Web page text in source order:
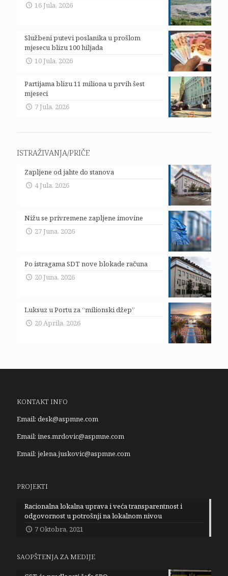
16 Jula, 2026
Službeni putevi poslanika u prošlom
mjesecu blizu 100 hiljada
10 Jula, 2026
Partijama blizu 11 miliona u prvih šest
mjeseci
7 Jula, 2026
ISTRAŽIVANJA/PRIČE
Zapljene od jahte do stanova
4 Jula, 2026
Nižu se privremene zapljene imovine
27 Juna, 2026
Po istragama SDT nove blokade računa
20 Juna, 2026
Luksuz u Portu za “milionski džep”
20 Aprila, 2026
KONTAKT INFO
Email: desk@aspmne.com
Email: ines.mrdovic@aspmne.com
Email: jelena.juskovic@aspmne.com
PROJEKTI
Racionalna lokalna uprava i veća transparentnost i
odgovornost u potrošnji na lokalnom nivou
7 Oktobra, 2021
SAOPŠTENJA ZA MEDIJE